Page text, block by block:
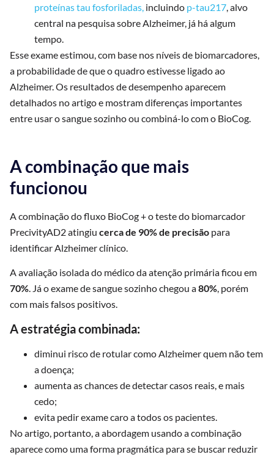
proteínas tau fosforiladas, incluindo p-tau217 , alvo
central na pesquisa sobre Alzheimer, já há algum
tempo.
Esse exame estimou, com base nos níveis de biomarcadores,
a probabilidade de que o quadro estivesse ligado ao
Alzheimer. Os resultados de desempenho aparecem
detalhados no artigo e mostram diferenças importantes
entre usar o sangue sozinho ou combiná-lo com o BioCog.
A combinação que mais
funcionou
A combinação do fluxo BioCog + o teste do biomarcador
PrecivityAD2 atingiu cerca de 90% de precisão para
identificar Alzheimer clínico.
A avaliação isolada do médico da atenção primária ficou em
70%. Já o exame de sangue sozinho chegou a80%, porém
com mais falsos positivos.
A estratégia combinada:
diminui risco de rotular como Alzheimer quem não tem
a doença;
aumenta as chances de detectar casos reais, e mais
cedo;
evita pedir exame caro a todos os pacientes.
No artigo, portanto, a abordagem usando a combinação
aparece como uma forma pragmática para se buscar reduzir